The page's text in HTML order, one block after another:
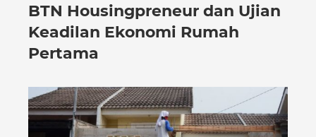
BTN Housingpreneur dan Ujian
Keadilan Ekonomi Rumah
Pertama